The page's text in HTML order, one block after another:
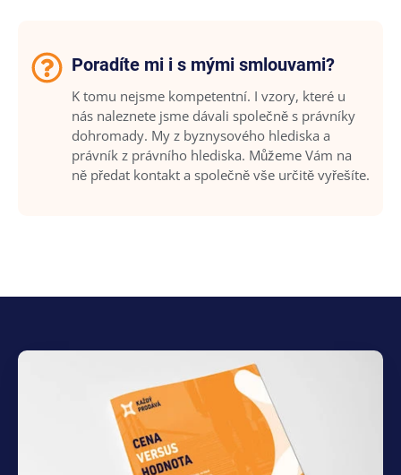
Poradíte mi i s mými smlouvami?
K tomu nejsme kompetentní. I vzory, které u
nás naleznete jsme dávali společně s právníky
dohromady. My z byznysového hlediska a
právník z právního hlediska. Můžeme Vám na
ně předat kontakt a společně vše určitě vyřešíte.